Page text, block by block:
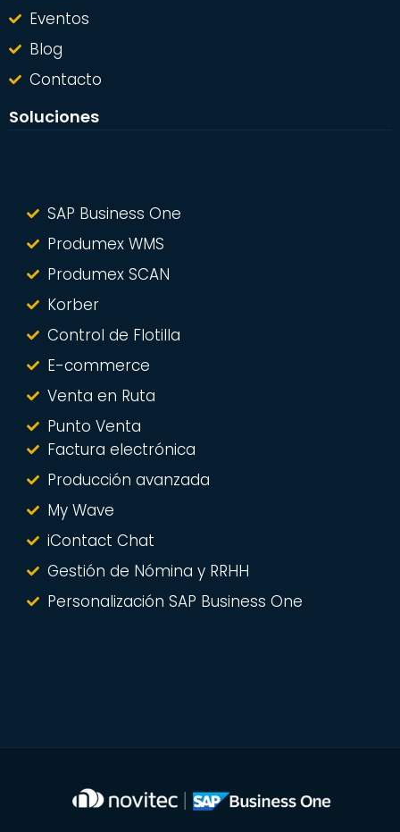
Eventos
Blog
Contacto
Soluciones
SAP Business One
Produmex WMS
Produmex SCAN
Korber
Control de Flotilla
E-commerce
Venta en Ruta
Punto Venta
Factura electrónica
Producción avanzada
My Wave
iContact Chat
Gestión de Nómina y RRHH
Personalización SAP Business One